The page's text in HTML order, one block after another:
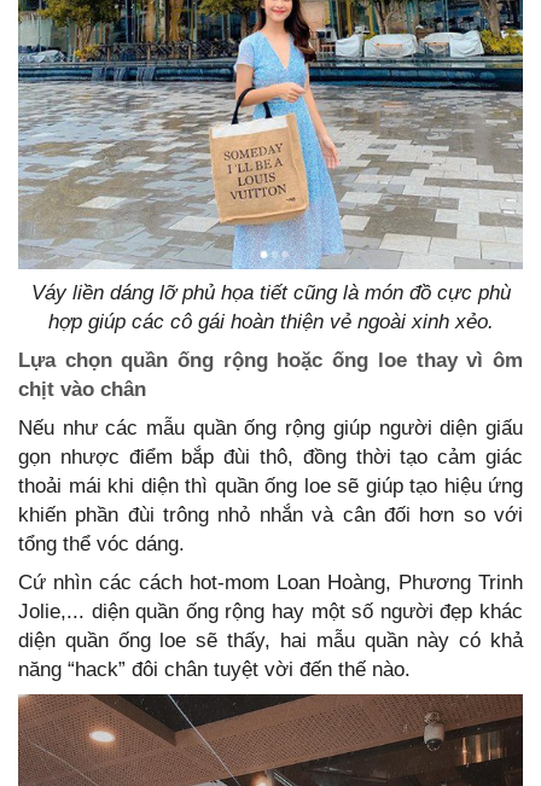
Váy liền dáng lỡ phủ họa tiết cũng là món đồ cực phù
hợp giúp các cô gái hoàn thiện vẻ ngoài xinh xẻo.
Lựa chọn quần ống rộng hoặc ống loe thay vì ôm
chịt vào chân
Nếu như các mẫu quần ống rộng giúp người diện giấu
gọn nhược điểm bắp đùi thô, đồng thời tạo cảm giác
thoải mái khi diện thì quần ống loe sẽ giúp tạo hiệu ứng
khiến phần đùi trông nhỏ nhắn và cân đối hơn so với
tổng thể vóc dáng.
Cứ nhìn các cách hot-mom Loan Hoàng, Phương Trinh
Jolie,... diện quần ống rộng hay một số người đẹp khác
diện quần ống loe sẽ thấy, hai mẫu quần này có khả
năng “hack” đôi chân tuyệt vời đến thế nào.